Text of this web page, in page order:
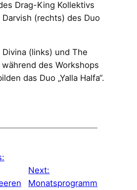
Drag-King Kollektivs
Darvish (rechts) des Duo
Divina (links) und The
des Workshops
das Duo „Yalla Halfa“.
Next:
Monatsprogramm